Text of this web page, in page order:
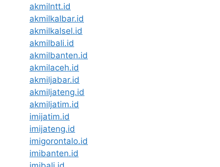
akmilntt.id
akmilkalbar.id
akmilkalsel.id
akmilbali.id
akmilbanten.id
akmilaceh.id
akmiljabar.id
akmiljateng.id
akmiljatim.id
imijatim.id
imijateng.id
imigorontalo.id
imibanten.id